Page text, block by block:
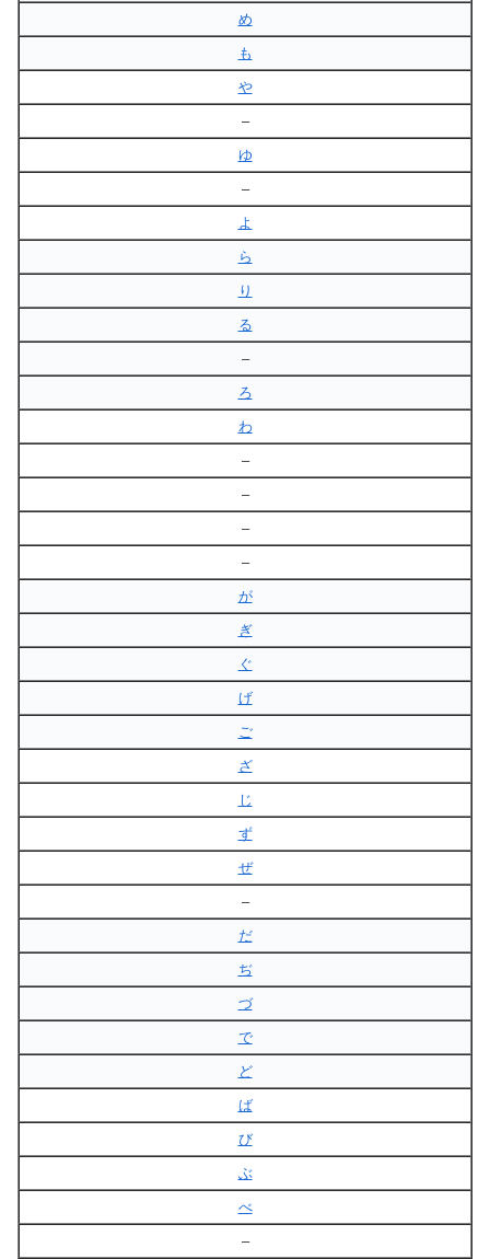
め
も
や
–
ゆ
–
よ
ら
り
る
–
ろ
わ
–
–
–
–
が
ぎ
ぐ
げ
ご
ざ
じ
ず
ぜ
–
だ
ぢ
づ
で
ど
ば
び
ぶ
べ
–